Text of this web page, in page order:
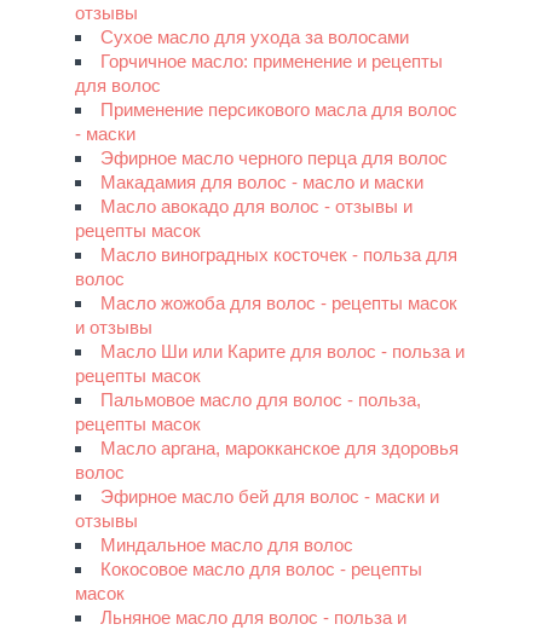
отзывы
Сухое масло для ухода за волосами
Горчичное масло: применение и рецепты
для волос
Применение персикового масла для волос
- маски
Эфирное масло черного перца для волос
Макадамия для волос - масло и маски
Масло авокадо для волос - отзывы и
рецепты масок
Масло виноградных косточек - польза для
волос
Масло жожоба для волос - рецепты масок
и отзывы
Масло Ши или Карите для волос - польза и
рецепты масок
Пальмовое масло для волос - польза,
рецепты масок
Масло аргана, марокканское для здоровья
волос
Эфирное масло бей для волос - маски и
отзывы
Миндальное масло для волос
Кокосовое масло для волос - рецепты
масок
Льняное масло для волос - польза и